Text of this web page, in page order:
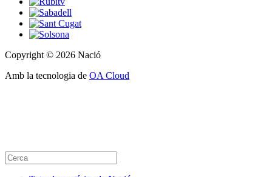
Copyright © 2026 Nació
Amb la tecnologia de OA Cloud